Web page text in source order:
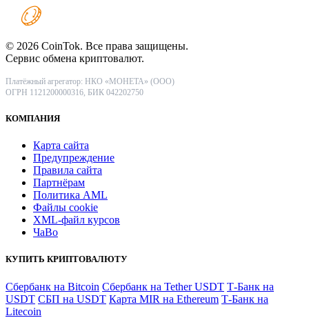
© 2026 CoinTok. Все права защищены.
Сервис обмена криптовалют.
Платёжный агрегатор: НКО «МОНЕТА» (ООО)
ОГРН 1121200000316, БИК 042202750
КОМПАНИЯ
Карта сайта
Предупреждение
Правила сайта
Партнёрам
Политика AML
Файлы coоkie
XML-файл курсов
ЧаВо
КУПИТЬ КРИПТОВАЛЮТУ
Сбербанк на Bitcoin Сбербанк на Tether USDT Т-Банк на
USDT СБП на USDT Карта MIR на Ethereum Т-Банк на
Litecoin